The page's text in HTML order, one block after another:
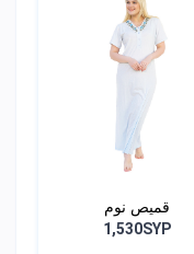
قميص نوم
1,530SYP